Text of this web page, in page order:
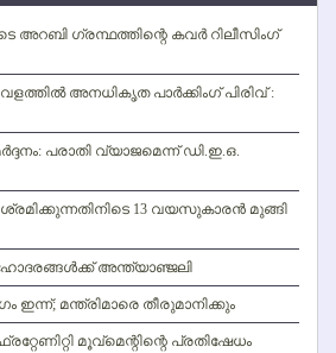
അറബി ഗ്രന്ഥത്തിന്റെ കവര്‍ റിലീസിംഗ്
അനധികൃത പാര്‍ക്കിംഗ് പിരിവ് :
പരാതി വ്യാജമെന്ന് ഡി.ഇ.ഒ.
13 വയസുകാരന്‍ മുങ്ങി
അന്ത്യാഞ്ജലി
മന്ത്രിമാരെ തീരുമാനിക്കും
മൂവ്‌മെന്റിന്റെ പ്രതിഷേധം